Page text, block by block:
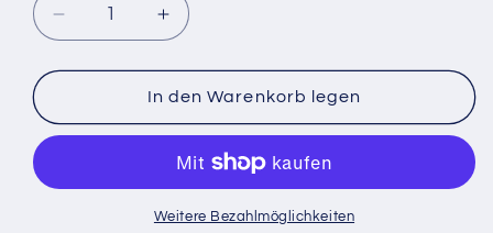
Verringere
die
Menge
30x30x2,5-
Kunstst.
Erhöhe
die
Menge
für
30x30x2,5-
Vierkantst.
Kunstst.
In den Warenkorb legen
Weitere Bezahlmöglichkeiten